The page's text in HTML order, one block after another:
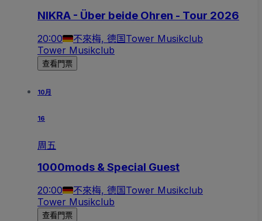
NIKRA - Über beide Ohren - Tour 2026
20:00 不來梅, 德国Tower Musikclub
Tower Musikclub
查看門票
10月
16
周五
1000mods & Special Guest
20:00 不來梅, 德国Tower Musikclub
Tower Musikclub
查看門票